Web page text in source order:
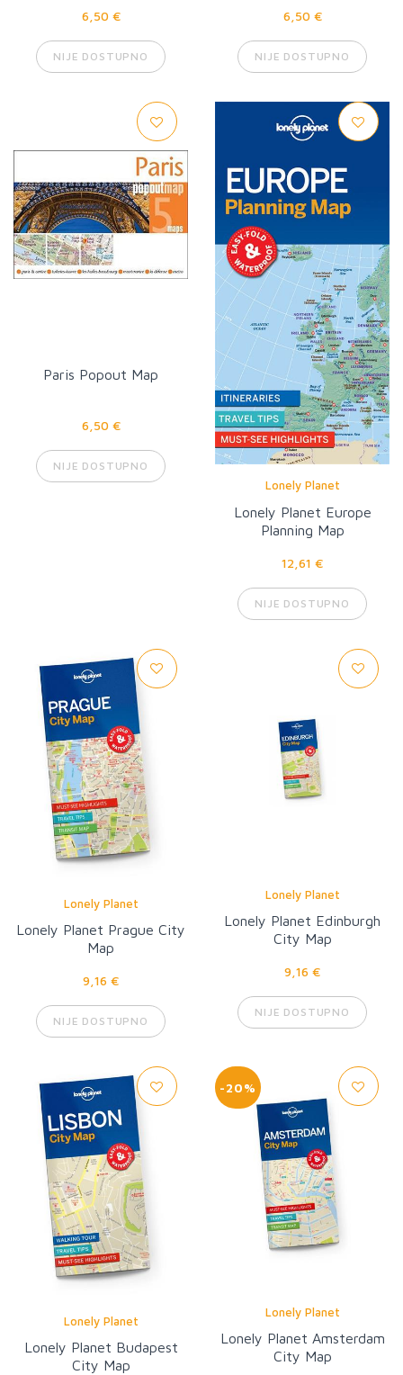
6,50 €
NIJE DOSTUPNO
6,50 €
NIJE DOSTUPNO
Paris Popout Map
6,50 €
NIJE DOSTUPNO
Lonely Planet
Lonely Planet Europe
Planning Map
12,61 €
NIJE DOSTUPNO
Lonely Planet
Lonely Planet Prague City
Map
9,16 €
NIJE DOSTUPNO
Lonely Planet
Lonely Planet Edinburgh
City Map
9,16 €
NIJE DOSTUPNO
Lonely Planet
Lonely Planet Budapest
City Map
-20%
Lonely Planet
Lonely Planet Amsterdam
City Map